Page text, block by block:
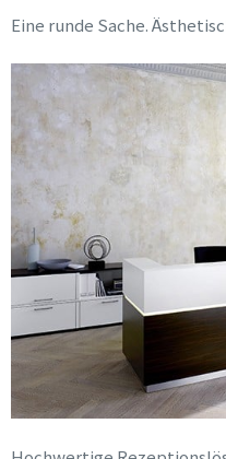
Eine runde Sache.